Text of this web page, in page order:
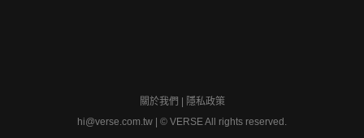
關於我們
隱私政策
hi@verse.com.tw
© VERSE All rights reserved.